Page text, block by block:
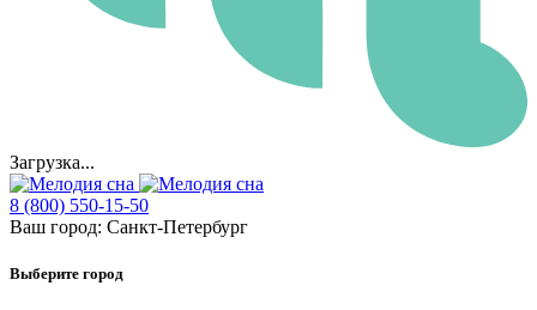
Загрузка...
8 (800) 550-15-50
Ваш город: Санкт-Петербург
Выберите город